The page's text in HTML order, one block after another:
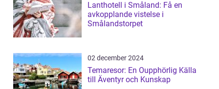
Lanthotell i Småland: Få en
avkopplande vistelse i
Smålandstorpet
02 december 2024
Temaresor: En Oupphörlig Källa
till Äventyr och Kunskap